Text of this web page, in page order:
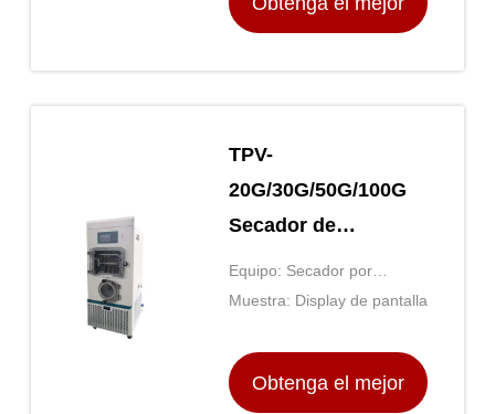
TPV-
20G/30G/50G/100G
Secador de
congelación para
automatización y
contaminación de
muestras
Equipo: Secador por
congelación al vacío
Muestra: Display de pantalla
Obtenga el mejor